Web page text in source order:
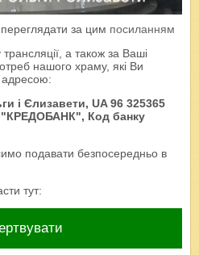
за цим посиланням
а також за Ваші
нашого храму, які Ви
адресою:
і Єлизавети, UA 96 325365
"КРЕДОБАНК", Код банку
подавати безпосередньо в
тут: